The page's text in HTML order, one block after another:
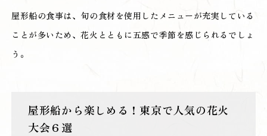
屋形船の食事は、旬の食材を使用したメニューが充実している
ことが多いため、花火とともに五感で季節を感じられるでしょ
う。
屋形船から楽しめる！東京で人気の花火
大会６選